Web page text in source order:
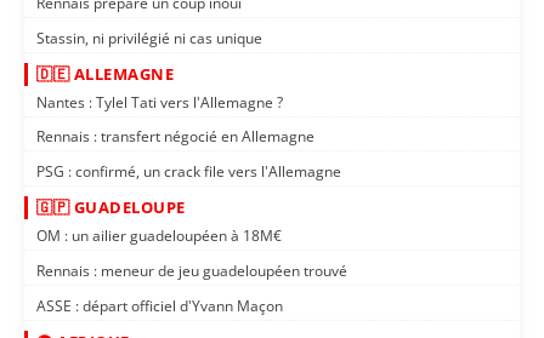
Stassin, ni privilégié ni cas unique
🇩🇪 ALLEMAGNE
Nantes : Tylel Tati vers l'Allemagne ?
Rennais : transfert négocié en Allemagne
PSG : confirmé, un crack file vers l'Allemagne
🇬🇵 GUADELOUPE
OM : un ailier guadeloupéen à 18M€
Rennais : meneur de jeu guadeloupéen trouvé
ASSE : départ officiel d'Yvann Maçon